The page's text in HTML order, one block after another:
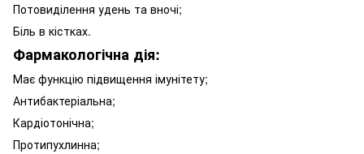
Потовиділення удень та вночі;
Біль в кістках.
Фармакологічна дія:
Має функцію підвищення імунітету;
Антибактеріальна;
Кардіотонічна;
Протипухлинна;